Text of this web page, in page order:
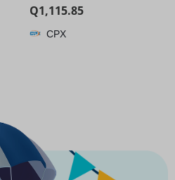
Anbernic con tarjeta de
64GTF, diseño de joystick
dual, pantalla HD de 3.5
Q1,115.85
CPX